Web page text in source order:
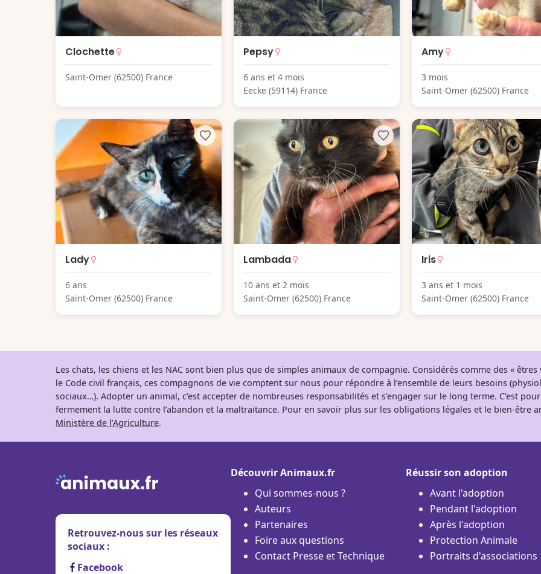
Clochette
Saint-Omer (62500) France
Pepsy
6 ans et 4 mois
Eecke (59114) France
Amy
3 mois
Saint-Omer (62500) France
Lady
6 ans
Saint-Omer (62500) France
Lambada
10 ans et 2 mois
Saint-Omer (62500) France
Iris
3 ans et 1 mois
Saint-Omer (62500) France
Les chats, les chiens et les NAC sont bien plus que de simples animaux de compagnie. Considérés comme des «
le Code civil français, ces compagnons de vie comptent sur nous pour répondre à l’ensemble de leurs besoins
sociaux…). Adopter un animal, c’est accepter de nombreuses responsabilités et s’engager sur le long terme. C’est
fermement la lutte contre l’abandon et la maltraitance. Pour en savoir plus sur les obligations légales et le bien-être
Ministère de l’Agriculture.
Retrouvez-nous sur les réseaux
sociaux :
Facebook
Découvrir Animaux.fr
Qui sommes-nous ?
Auteurs
Partenaires
Foire aux questions
Contact Presse et Technique
Réussir son adoption
Avant l'adoption
Pendant l'adoption
Après l'adoption
Protection Animale
Portraits d'associations